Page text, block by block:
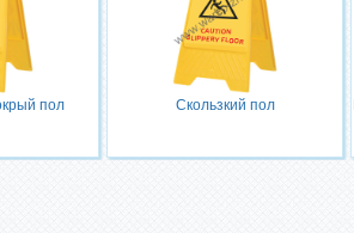
пол Скользкий пол